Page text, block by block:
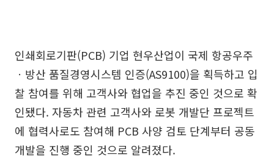
인쇄회로기판(PCB) 기업 현우산업이 국제 항공우주
ㆍ방산 품질경영시스템 인증(AS9100)을 획득하고 입
찰 참여를 위해 고객사와 협업을 추진 중인 것으로 확
인됐다. 자동차 관련 고객사와 로봇 개발단 프로젝트
에 협력사로도 참여해 PCB 사양 검토 단계부터 공동
개발을 진행 중인 것으로 알려졌다.